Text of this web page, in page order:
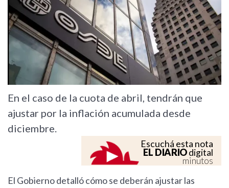
En el caso de la cuota de abril, tendrán que
ajustar por la inflación acumulada desde
diciembre.
Escuchá esta nota
EL DIARIOdigital
minutos
El Gobierno detalló cómo se deberán ajustar las